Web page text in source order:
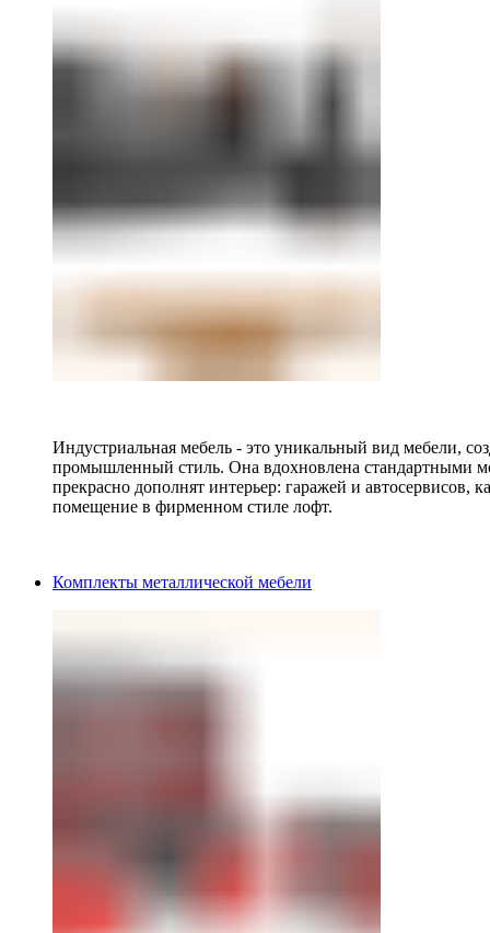
Индустриальная мебель - это уникальный вид мебели,
промышленный стиль. Она вдохновлена стандартными
прекрасно дополнят интерьер: гаражей и автосервисов,
помещение в фирменном стиле лофт.
Комплекты металлической мебели